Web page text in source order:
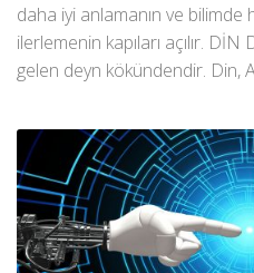
daha iyi anlamanın ve
ilerlemenin kapıları açılır.
gelen deyn kökündendir. Din,